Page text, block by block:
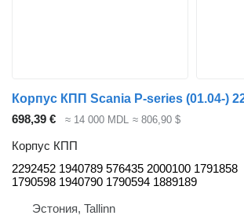
698,39 € ≈ 14 000 MDL ≈ 806,90 $
Корпус КПП
2292452 1940789 576435 2000100 1791858
1790598 1940790 1790594 1889189
Эстония, Tallinn